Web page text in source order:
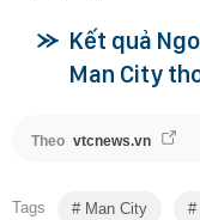
Kết quả
Man City
Theo vtcnews.vn
Tags Man City